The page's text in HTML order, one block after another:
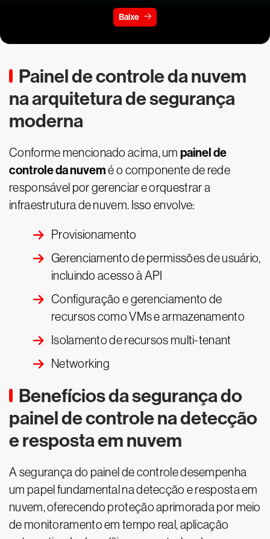
Baixe
Painel de controle da nuvem
na arquitetura de segurança
moderna
Conforme mencionado acima, um painel de
controle da nuvemé o componente de rede
responsável por gerenciar e orquestrar a
infraestrutura de nuvem. Isso envolve:
Provisionamento
Gerenciamento de permissões de usuário,
incluindo acesso à API
Configuração e gerenciamento de
recursos como VMs e armazenamento
Isolamento de recursos multi-tenant
Networking
Benefícios da segurança do
painel de controle na detecção
e resposta em nuvem
A segurança do painel de controle desempenha
um papel fundamental na detecção e resposta em
nuvem, oferecendo proteção aprimorada por meio
de monitoramento em tempo real, aplicação